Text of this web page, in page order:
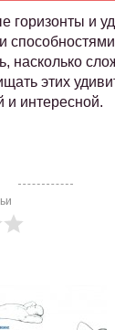
горизонты и
насколько
этих
и интересной.